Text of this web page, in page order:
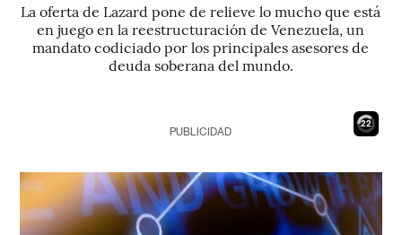
La oferta de Lazard pone de relieve lo mucho que está
en juego en la reestructuración de Venezuela, un
mandato codiciado por los principales asesores de
deuda soberana del mundo.
21
PUBLICIDAD